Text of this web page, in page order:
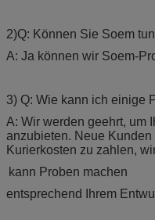
2)Q: Können Sie Soem
A: Ja können wir Soem-
3) Q: Wie kann ich einige
A: Wir werden geehrt, um
anzubieten. Neue
Kurierkosten zu zahlen,
kann Proben machen
entsprechend Ihrem